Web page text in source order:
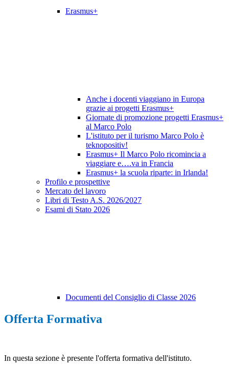
Erasmus+
Anche i docenti viaggiano in Europa
grazie ai progetti Erasmus+
Giornate di promozione progetti Erasmus+
al Marco Polo
L'istituto per il turismo Marco Polo è
teknopositiv!
Erasmus+ Il Marco Polo ricomincia a
viaggiare e….va in Francia
Erasmus+ la scuola riparte: in Irlanda!
Profilo e prospettive
Mercato del lavoro
Libri di Testo A.S. 2026/2027
Esami di Stato 2026
Documenti del Consiglio di Classe 2026
Offerta Formativa
In questa sezione è presente l'offerta formativa dell'istituto.